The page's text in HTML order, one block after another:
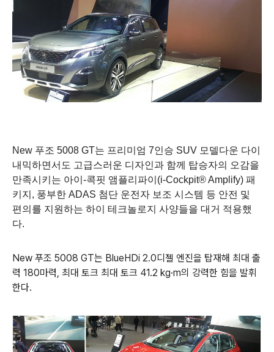
New 푸조 5008 GT는 프리미엄 7인승 SUV 모델다운 다이
내믹하면서도 고급스러운 디자인과 함께 탑승자의 오감을
만족시키는 아이 -콕핏 앰플리파이 (i-Cockpit® Amplify) 패
키지 , 풍부한 ADAS 첨단 운전자 보조 시스템 등 안전 및
편의를 지원하는 하이 테크놀로지 사양들을 대거 적용했
다.
New 푸조 5008 GT는 BlueHDi 2.0디젤 엔진을 탑재해 최대 출
력 180마력, 최대 토크 최대 토크 41.2 kg·m의 강력한 힘을 발휘
한다.